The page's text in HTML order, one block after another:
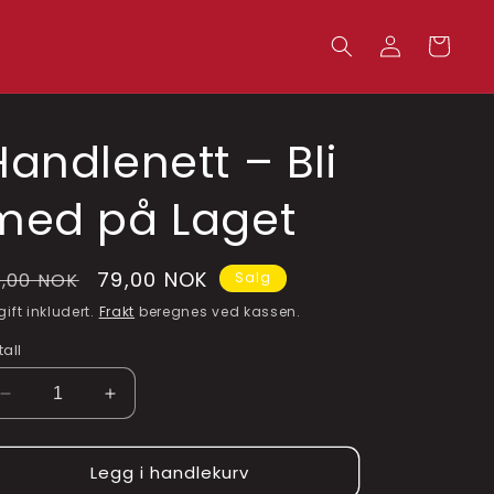
Logg
inn
Handlekurv
– Bli
på Laget
NOK Salgspris
79,00 NOK
Salg
inkludert. Frakt beregnes ved kassen.
antallet
for
Handlenett
Øk
antallet
for
Handlenett
Legg i handlekurv